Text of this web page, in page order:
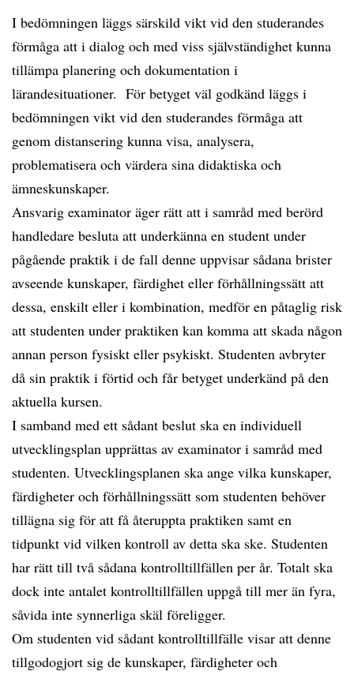
I bedömningen läggs särskild vikt vid den studerandes
förmåga att i dialog och med viss självständighet kunna
tillämpa planering och dokumentation i
lärandesituationer. För betyget väl godkänd läggs i
bedömningen vikt vid den studerandes förmåga att
genom distansering kunna visa, analysera,
problematisera och värdera sina didaktiska och
ämneskunskaper.
Ansvarig examinator äger rätt att i samråd med berörd
handledare besluta att underkänna en student under
pågående praktik i de fall denne uppvisar sådana brister
avseende kunskaper, färdighet eller förhållningssätt att
dessa, enskilt eller i kombination, medför en påtaglig risk
att studenten under praktiken kan komma att skada någon
annan person fysiskt eller psykiskt. Studenten avbryter
då sin praktik i förtid och får betyget underkänd på den
aktuella kursen.
I samband med ett sådant beslut ska en individuell
utvecklingsplan upprättas av examinator i samråd med
studenten. Utvecklingsplanen ska ange vilka kunskaper,
färdigheter och förhållningssätt som studenten behöver
tillägna sig för att få återuppta praktiken samt en
tidpunkt vid vilken kontroll av detta ska ske. Studenten
har rätt till två sådana kontrolltillfällen per år. Totalt ska
dock inte antalet kontrolltillfällen uppgå till mer än fyra,
såvida inte synnerliga skäl föreligger.
Om studenten vid sådant kontrolltillfälle visar att denne
tillgodogjort sig de kunskaper, färdigheter och